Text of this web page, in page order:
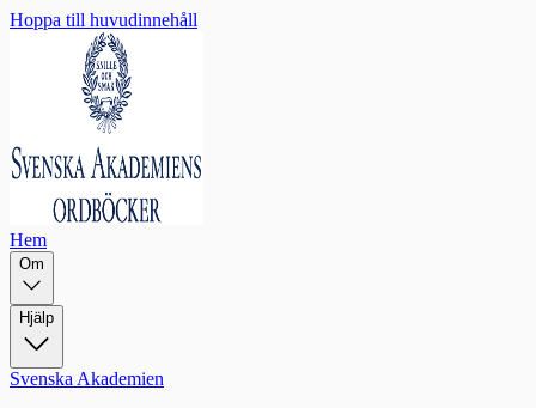
Hoppa till huvudinnehåll
Hem
Om
Hjälp
Svenska Akademien